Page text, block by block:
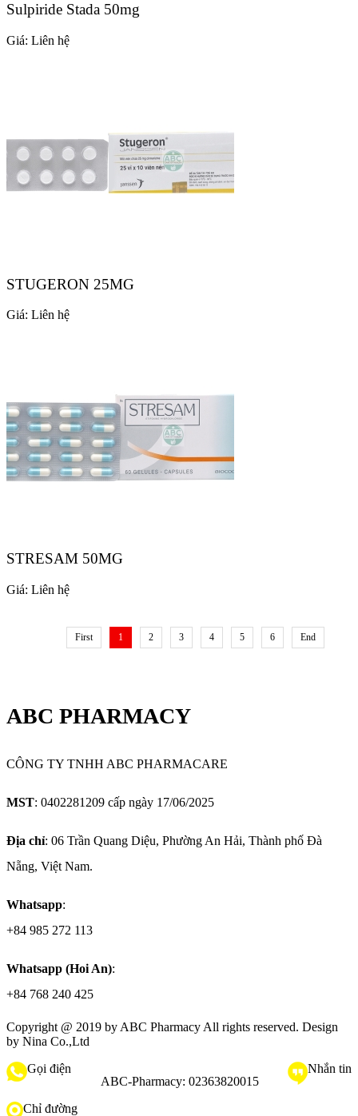
Sulpiride Stada 50mg
Giá: Liên hệ
STUGERON 25MG
Giá: Liên hệ
STRESAM 50MG
Giá: Liên hệ
First 1 2 3 4 5 6 End
ABC PHARMACY
CÔNG TY TNHH ABC PHARMACARE
MST: 0402281209 cấp ngày 17/06/2025
Địa chỉ: 06 Trần Quang Diệu, Phường An Hải, Thành phố Đà
Nẵng, Việt Nam.
Whatsapp:
+84 985 272 113
Whatsapp (Hoi An):
+84 768 240 425
Copyright @ 2019 by ABC Pharmacy All rights reserved. Design
by Nina Co.,Ltd
Gọi điện
ABC-Pharmacy: 02363820015
Nhắn tin
Chỉ đường